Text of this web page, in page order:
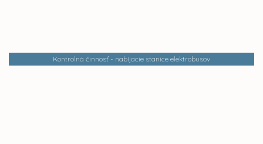
Kontrolná činnosť - nabíjacie stanice elektrobusov